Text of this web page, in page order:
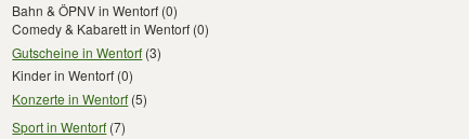
Bahn & ÖPNV in Wentorf (0)
Comedy & Kabarett in Wentorf (0)
Gutscheine in Wentorf (3)
Kinder in Wentorf (0)
Konzerte in Wentorf (5)
Sport in Wentorf (7)